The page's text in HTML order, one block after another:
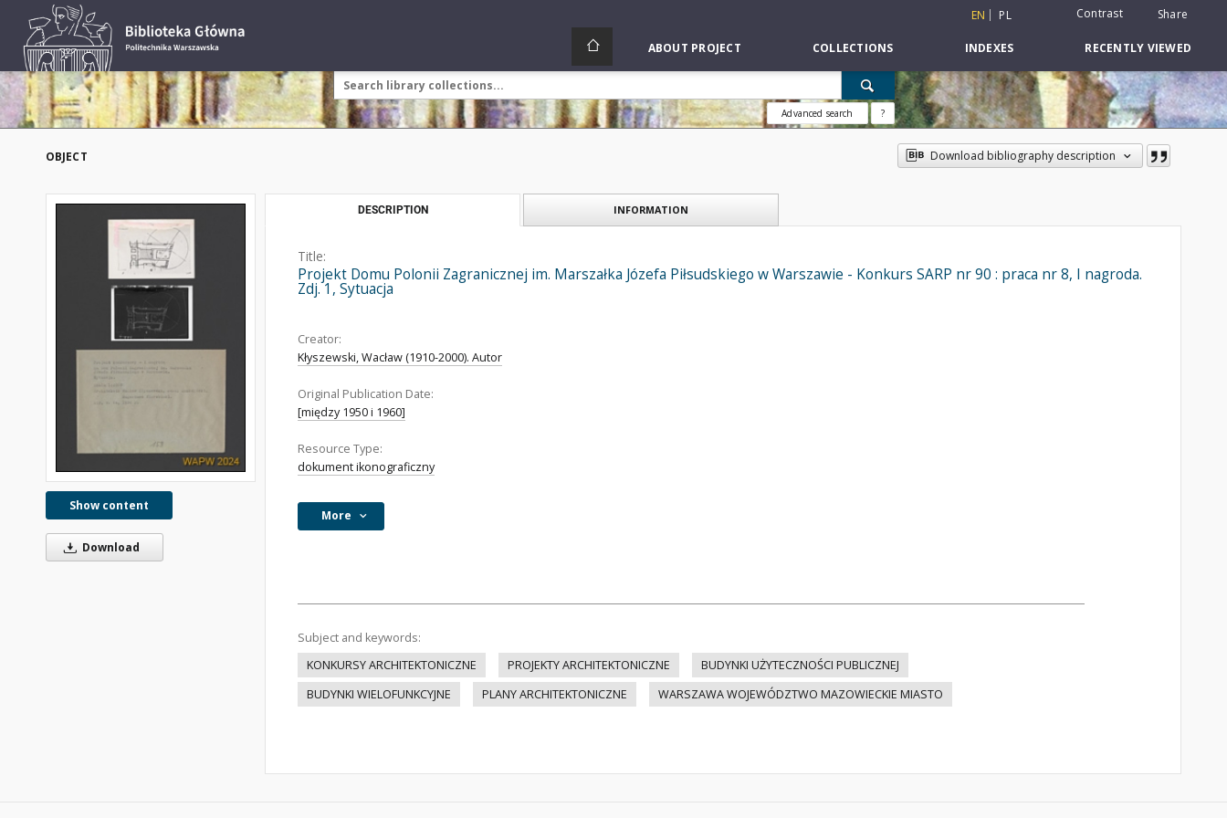
EN PL Contrast Share
ABOUT PROJECT COLLECTIONS INDEXES RECENTLY VIEWED
Advanced search ?
OBJECT Download bibliography description
Show content
Download
DESCRIPTION INFORMATION
Title:
Projekt Domu Polonii Zagranicznej im. Marszałka Józefa Piłsudskiego w Warszawie - Konkurs SARP nr 90 : praca nr 8, I nagroda.
Zdj. 1, Sytuacja
Creator:
Kłyszewski, Wacław (1910-2000). Autor
Original Publication Date:
[między 1950 i 1960]
Resource Type:
dokument ikonograficzny
More
Subject and keywords:
KONKURSY ARCHITEKTONICZNE
PROJEKTY ARCHITEKTONICZNE
BUDYNKI UŻYTECZNOŚCI PUBLICZNEJ
BUDYNKI WIELOFUNKCYJNE
PLANY ARCHITEKTONICZNE WARSZAWA WOJEWÓDZTWO MAZOWIECKIE MIASTO